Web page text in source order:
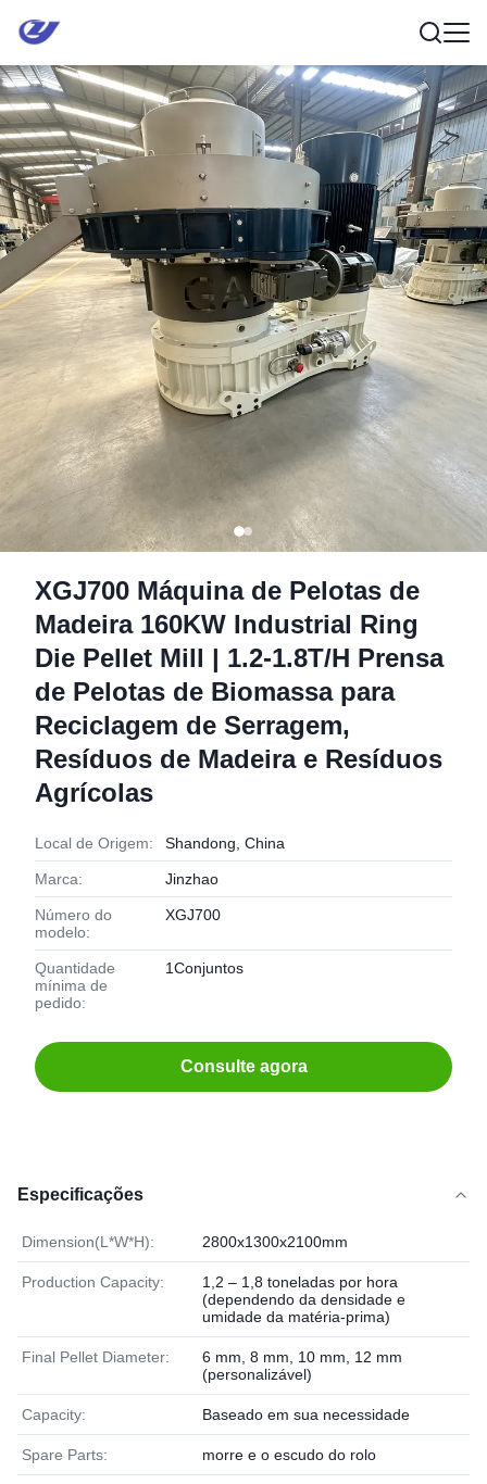
XGJ700 Máquina de Pelotas de
Madeira 160KW Industrial Ring
Die Pellet Mill | 1.2-1.8T/H Prensa
de Pelotas de Biomassa para
Reciclagem de Serragem,
Resíduos de Madeira e Resíduos
Agrícolas
Local de Origem: Shandong, China
Marca: Jinzhao
Número do
modelo:
XGJ700
Quantidade
mínima de
pedido:
1Conjuntos
Consulte agora
Especificações
Dimension(L*W*H): 2800x1300x2100mm
Production Capacity:
1,2 – 1,8 toneladas por hora
(dependendo da densidade e
umidade da matéria-prima)
Final Pellet Diameter:
6 mm, 8 mm, 10 mm, 12 mm
(personalizável)
Capacity: Baseado em sua necessidade
Spare Parts: morre e o escudo do rolo